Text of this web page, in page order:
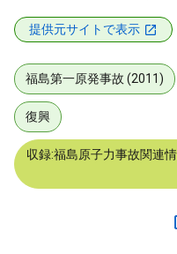
提供元サイトで表示
福島第一原発事故 (2011)
復興
収録:福島原子力事故関連